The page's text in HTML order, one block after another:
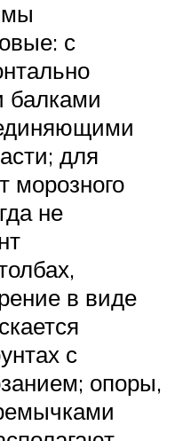
с
балками
для
морозного
не
в виде
с
опоры,